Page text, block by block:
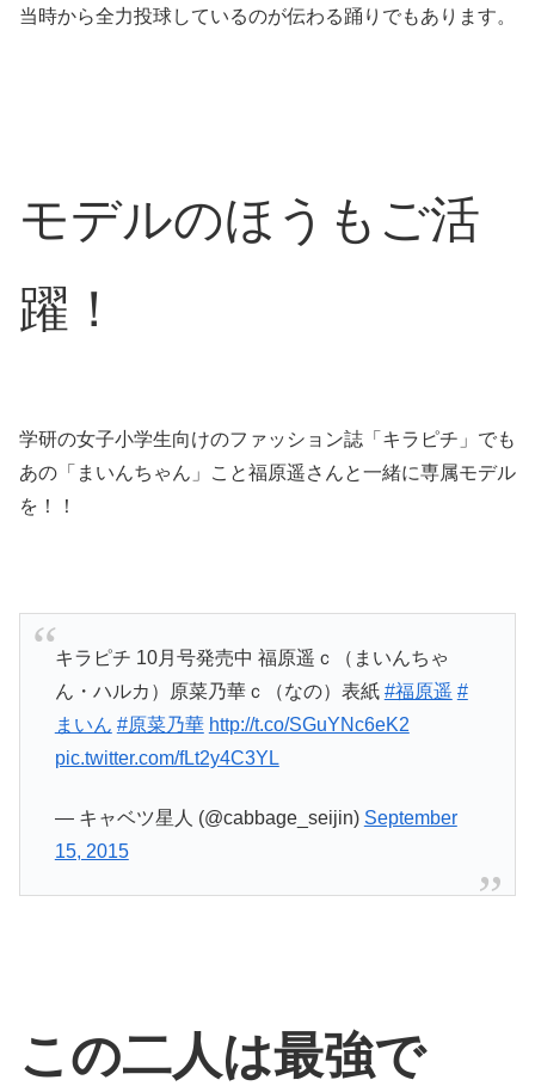
当時から全力投球しているのが伝わる踊りでもあります。
モデルのほうもご活
躍！
学研の女子小学生向けのファッション誌「キラピチ」でも
あの「まいんちゃん」こと福原遥さんと一緒に専属モデル
を！！
キラピチ 10月号発売中 福原遥ｃ（まいんちゃ
ん・ハルカ）原菜乃華ｃ（なの）表紙 #福原遥 #
まいん #原菜乃華 http://t.co/SGuYNc6eK2
pic.twitter.com/fLt2y4C3YL
— キャベツ星人 (@cabbage_seijin) September
15, 2015
この二人は最強で